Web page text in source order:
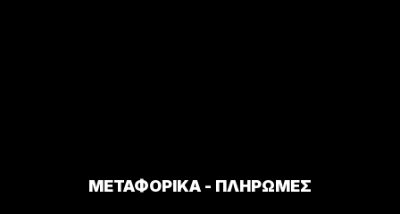
ΜΕΤΑΦΟΡΙΚΑ - ΠΛΗΡΩΜΕΣ